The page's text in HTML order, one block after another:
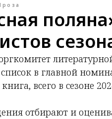
в главной
всего в сезоне
отбирают и